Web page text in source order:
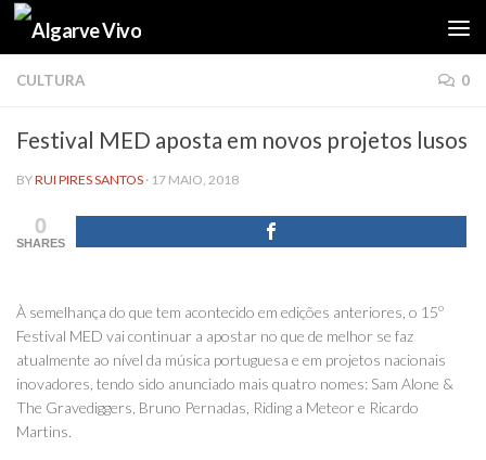
Skip to content
CULTURA 0
Festival MED aposta em novos projetos lusos
BYRUI PIRES SANTOS · 17 MAIO, 2018
0
SHARES
À semelhança do que tem acontecido em edições anteriores, o 15º
Festival MED vai continuar a apostar no que de melhor se faz
atualmente ao nível da música portuguesa e em projetos nacionais
inovadores, tendo sido anunciado mais quatro nomes: Sam Alone &
The Gravediggers, Bruno Pernadas, Riding a Meteor e Ricardo
Martins.